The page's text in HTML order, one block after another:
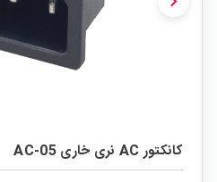
کانکتور AC نری خاری AC-05